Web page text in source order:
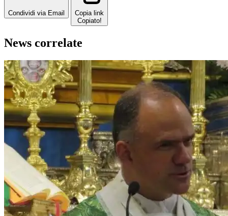
Condividi via Email
Copia link
Copiato!
News correlate